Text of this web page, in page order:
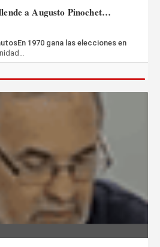
a Augusto Pinochet…
1970 gana las elecciones en